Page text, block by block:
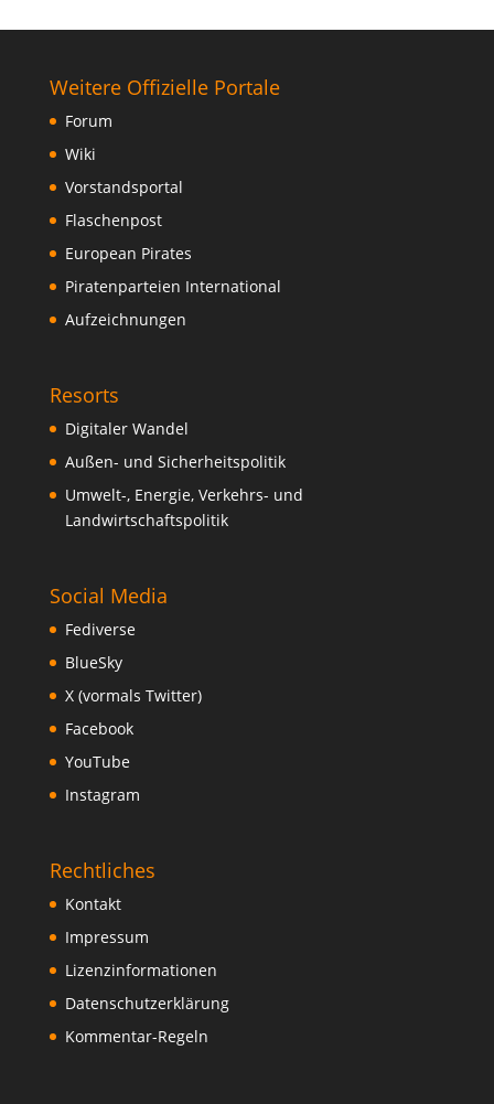
Weitere Offizielle Portale
Forum
Wiki
Vorstandsportal
Flaschenpost
European Pirates
Piratenparteien International
Aufzeichnungen
Resorts
Digitaler Wandel
Außen- und Sicherheitspolitik
Umwelt-, Energie, Verkehrs- und
Landwirtschaftspolitik
Social Media
Fediverse
BlueSky
X (vormals Twitter)
Facebook
YouTube
Instagram
Rechtliches
Kontakt
Impressum
Lizenzinformationen
Datenschutzerklärung
Kommentar-Regeln